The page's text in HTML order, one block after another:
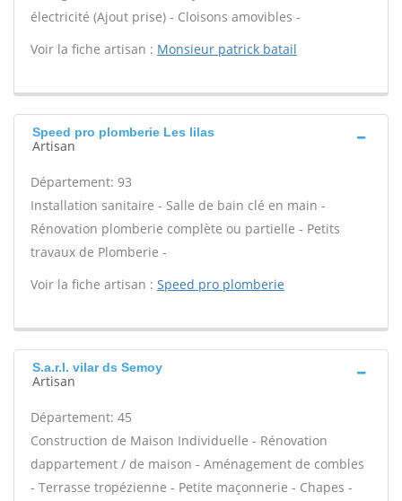
électricité (Ajout prise) - Cloisons amovibles -
Voir la fiche artisan : Monsieur patrick batail
Speed pro plomberie Les lilas
Artisan
Département: 93
Installation sanitaire - Salle de bain clé en main -
Rénovation plomberie complète ou partielle - Petits
travaux de Plomberie -
Voir la fiche artisan : Speed pro plomberie
S.a.r.l. vilar ds Semoy
Artisan
Département: 45
Construction de Maison Individuelle - Rénovation
dappartement / de maison - Aménagement de combles
- Terrasse tropézienne - Petite maçonnerie - Chapes -